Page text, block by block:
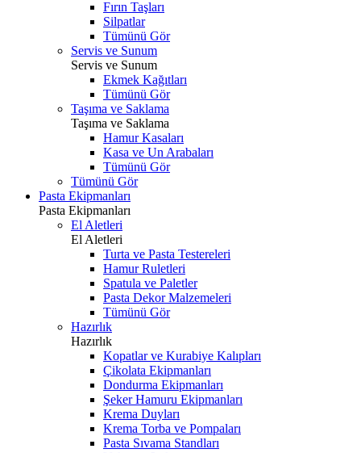
Fırın Taşları
Silpatlar
Tümünü Gör
Servis ve Sunum
Servis ve Sunum
Ekmek Kağıtları
Tümünü Gör
Taşıma ve Saklama
Taşıma ve Saklama
Hamur Kasaları
Kasa ve Un Arabaları
Tümünü Gör
Tümünü Gör
Pasta Ekipmanları
Pasta Ekipmanları
El Aletleri
El Aletleri
Turta ve Pasta Testereleri
Hamur Ruletleri
Spatula ve Paletler
Pasta Dekor Malzemeleri
Tümünü Gör
Hazırlık
Hazırlık
Kopatlar ve Kurabiye Kalıpları
Çikolata Ekipmanları
Dondurma Ekipmanları
Şeker Hamuru Ekipmanları
Krema Duyları
Krema Torba ve Pompaları
Pasta Sıvama Standları